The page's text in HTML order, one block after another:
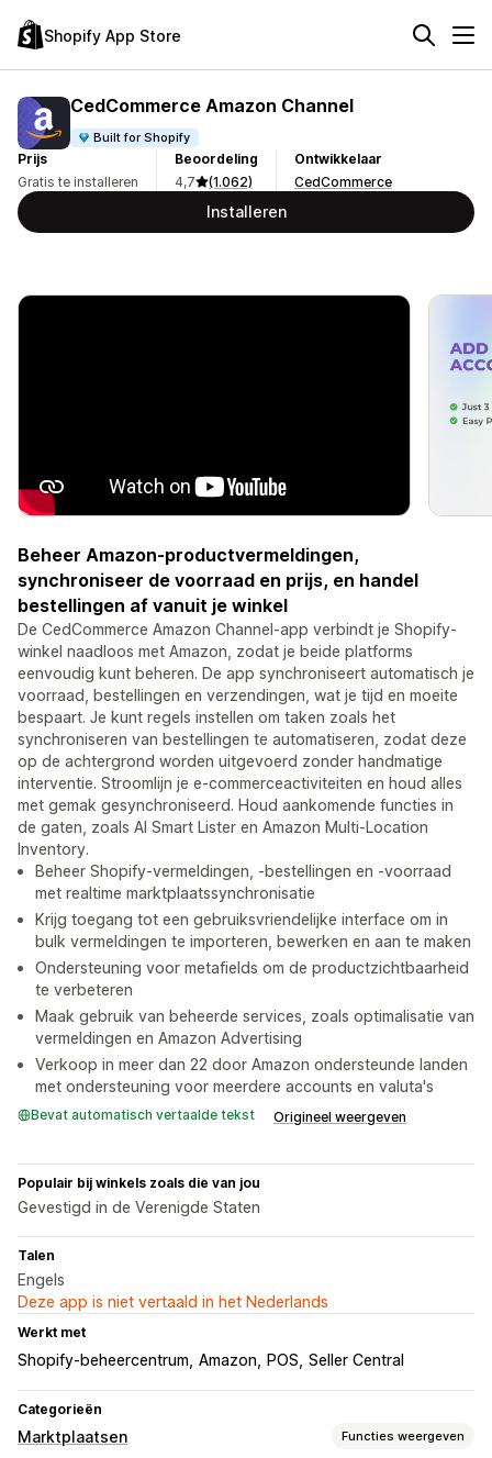
Shopify App Store
CedCommerce Amazon Channel
Built for Shopify
Prijs
Gratis te installeren
Beoordeling
4,7
(1.062)
Ontwikkelaar
CedCommerce
Installeren
Beheer Amazon-productvermeldingen,
synchroniseer de voorraad en prijs, en handel
bestellingen af vanuit je winkel
De CedCommerce Amazon Channel-app verbindt je Shopify-
winkel naadloos met Amazon, zodat je beide platforms
eenvoudig kunt beheren. De app synchroniseert automatisch je
voorraad, bestellingen en verzendingen, wat je tijd en moeite
bespaart. Je kunt regels instellen om taken zoals het
synchroniseren van bestellingen te automatiseren, zodat deze
op de achtergrond worden uitgevoerd zonder handmatige
interventie. Stroomlijn je e-commerceactiviteiten en houd alles
met gemak gesynchroniseerd. Houd aankomende functies in
de gaten, zoals AI Smart Lister en Amazon Multi-Location
Inventory.
Beheer Shopify-vermeldingen, -bestellingen en -voorraad
met realtime marktplaatssynchronisatie
Krijg toegang tot een gebruiksvriendelijke interface om in
bulk vermeldingen te importeren, bewerken en aan te maken
Ondersteuning voor metafields om de productzichtbaarheid
te verbeteren
Maak gebruik van beheerde services, zoals optimalisatie van
vermeldingen en Amazon Advertising
Verkoop in meer dan 22 door Amazon ondersteunde landen
met ondersteuning voor meerdere accounts en valuta's
Bevat automatisch vertaalde tekst Origineel weergeven
Populair bij winkels zoals die van jou
Gevestigd in de Verenigde Staten
Talen
Engels
Deze app is niet vertaald in het Nederlands
Werkt met
Shopify-beheercentrum Amazon POS Seller Central
Categorieën
Marktplaatsen Functies weergeven